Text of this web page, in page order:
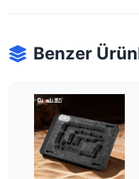
Benzer